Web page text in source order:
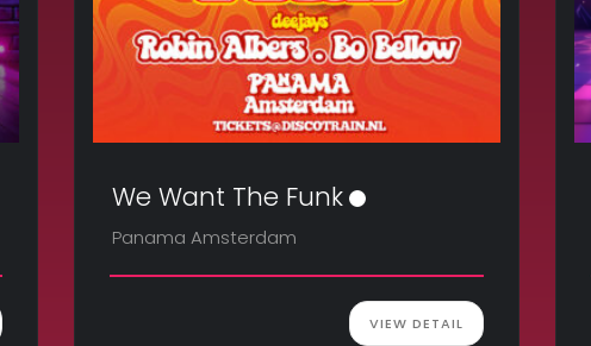
We Want The Funk
Panama Amsterdam
VIEW DETAIL